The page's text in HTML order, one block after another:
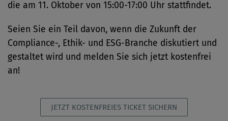
die am 11. Oktober von 15:00-17:00 Uhr stattfindet.
Seien Sie ein Teil davon, wenn die Zukunft der
Compliance-, Ethik- und ESG-Branche diskutiert und
gestaltet wird und melden Sie sich jetzt kostenfrei
an!
JETZT KOSTENFREIES TICKET SICHERN